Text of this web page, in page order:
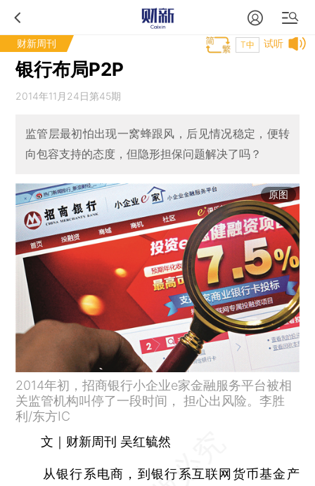
财新周刊 试听
T中
银行布局P2P
2014年11月24日第45期
监管层最初怕出现一窝蜂跟风，后见情况稳定，便转
向包容支持的态度，但隐形担保问题解决了吗？
原图
2014年初，招商银行小企业e家金融服务平台被相
关监管机构叫停了一段时间， 担心出风险。李胜
利/东方IC
文｜财新周刊 吴红毓然
从银行系电商，到银行系互联网货币基金产